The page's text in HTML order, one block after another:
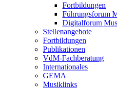
Fortbildungen
Führungsforum
Digitalforum
Stellenangebote
Fortbildungen
Publikationen
VdM-Fachberatung
Internationales
GEMA
Musiklinks